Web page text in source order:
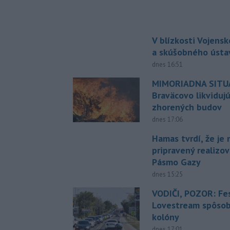
V blízkosti
a skúšobného
dnes 16:51
MIMORIADNA
Braväcovo
zhorených budov
dnes 17:06
Hamas tvrdí, že je
pripravený
Pásmo Gazy
dnes 15:25
VODIČI, POZOR:
Lovestream
kolóny